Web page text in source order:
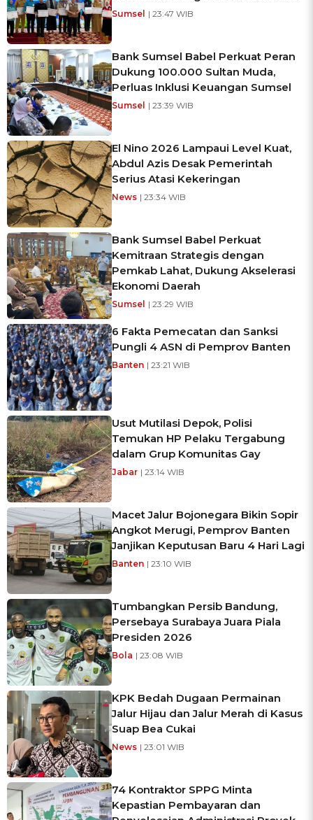
Sumsel | 23:47 WIB
Bank Sumsel Babel Perkuat Peran
Dukung 100.000 Sultan Muda,
Perluas Inklusi Keuangan Sumsel
Sumsel | 23:39 WIB
El Nino 2026 Lampaui Level Kuat,
Abdul Azis Desak Pemerintah
Serius Atasi Kekeringan
News | 23:34 WIB
Bank Sumsel Babel Perkuat
Kemitraan Strategis dengan
Pemkab Lahat, Dukung Akselerasi
Ekonomi Daerah
Sumsel | 23:29 WIB
6 Fakta Pemecatan dan Sanksi
Pungli 4 ASN di Pemprov Banten
Banten | 23:21 WIB
Usut Mutilasi Depok, Polisi
Temukan HP Pelaku Tergabung
dalam Grup Komunitas Gay
Jabar | 23:14 WIB
Macet Jalur Bojonegara Bikin Sopir
Angkot Merugi, Pemprov Banten
Janjikan Keputusan Baru 4 Hari Lagi
Banten | 23:10 WIB
Tumbangkan Persib Bandung,
Persebaya Surabaya Juara Piala
Presiden 2026
Bola | 23:08 WIB
KPK Bedah Dugaan Permainan
Jalur Hijau dan Jalur Merah di Kasus
Suap Bea Cukai
News | 23:01 WIB
74 Kontraktor SPPG Minta
Kepastian Pembayaran dan